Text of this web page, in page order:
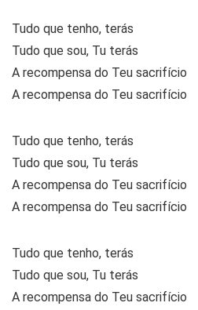
Tudo que tenho, terás
Tudo que sou, Tu terás
A recompensa do Teu sacrifício
A recompensa do Teu sacrifício
Tudo que tenho, terás
Tudo que sou, Tu terás
A recompensa do Teu sacrifício
A recompensa do Teu sacrifício
Tudo que tenho, terás
Tudo que sou, Tu terás
A recompensa do Teu sacrifício